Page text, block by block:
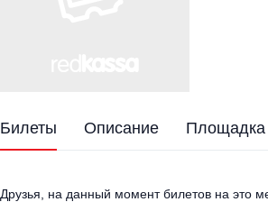
Билеты Описание Площадка
Друзья, на данный момент билетов на это